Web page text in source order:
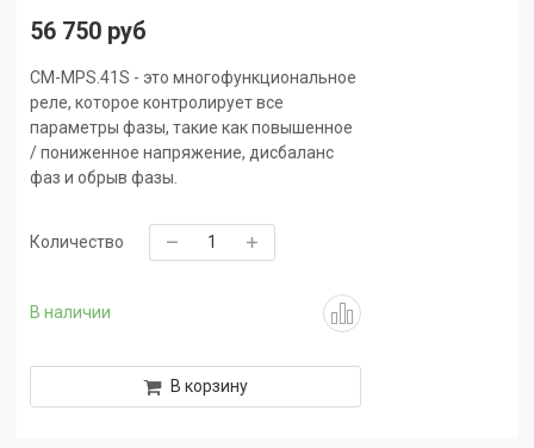
В наличии
56 750 руб
CM-MPS.41S - это многофункциональное
реле, которое контролирует все
параметры фазы, такие как повышенное
/ пониженное напряжение, дисбаланс
фаз и обрыв фазы.
Количество
В корзину